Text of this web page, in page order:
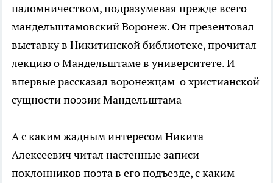
паломничеством, подразумевая прежде всего
мандельштамовский Воронеж. Он презентовал
выставку в Никитинской библиотеке, прочитал
лекцию о Мандельштаме в университете. И
впервые рассказал воронежцам о христианской
сущности поэзии Мандельштама
А с каким жадным интересом Никита
Алексеевич читал настенные записи
поклонников поэта в его подъезде, с каким